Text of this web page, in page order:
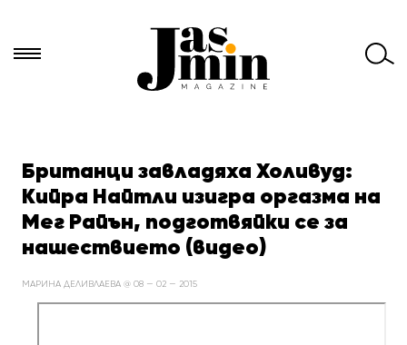
за:Британци завладяха Холивуд:
Кийра Найтли изигра оргазма на
Мег Райън, подготвяйки се за
нашествието (видео)
МАРИНА ДЕЛИВЛАЕВА @ 08 — 02 — 2015